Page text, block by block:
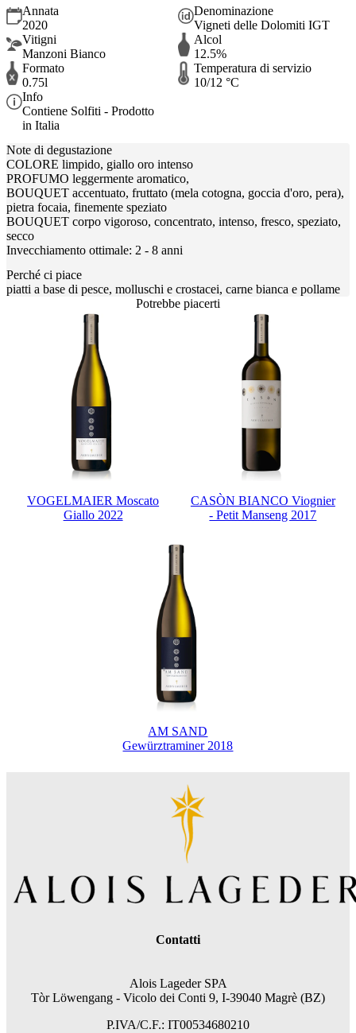
Annata
2020
Denominazione
Vigneti delle Dolomiti IGT
Vitigni
Manzoni Bianco
Alcol
12.5%
Formato
0.75l
Temperatura di servizio
10/12 °C
Info
Contiene Solfiti - Prodotto
in Italia
Note di degustazione
COLORE limpido, giallo oro intenso
PROFUMO leggermente aromatico,
BOUQUET accentuato, fruttato (mela cotogna, goccia d'oro, pera),
pietra focaia, finemente speziato
BOUQUET corpo vigoroso, concentrato, intenso, fresco, speziato,
secco
Invecchiamento ottimale: 2 - 8 anni
Perché ci piace
piatti a base di pesce, molluschi e crostacei, carne bianca e pollame
Potrebbe piacerti
VOGELMAIER Moscato
Giallo 2022
CASÒN BIANCO Viognier
- Petit Manseng 2017
AM SAND
Gewürztraminer 2018
Contatti
Alois Lageder SPA
Tòr Löwengang - Vicolo dei Conti 9, I-39040 Magrè (BZ)
P.IVA/C.F.: IT00534680210